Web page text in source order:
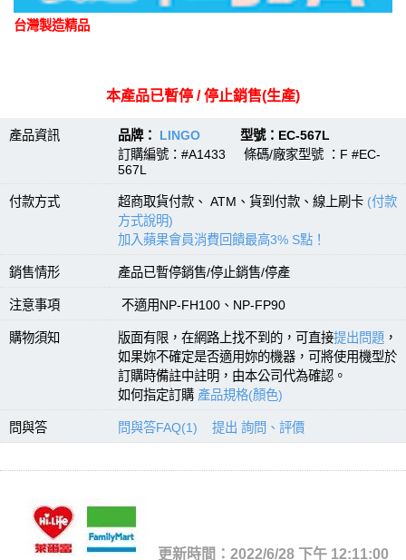
台灣製造精品
本產品已暫停 / 停止銷售(生產)
產品資訊 品牌： LINGO 型號：EC-567L
訂購編號：#A1433 條碼/廠家型號 ：F #EC-
567L
付款方式 超商取貨付款、 ATM、貨到付款、線上刷卡 (付款
方式說明)
加入蘋果會員消費回饋最高3% S點！
銷售情形 產品已暫停銷售/停止銷售/停產
注意事項 不適用NP-FH100、NP-FP90
購物須知 版面有限，在網路上找不到的，可直接提出問題 ，
如果妳不確定是否適用妳的機器，可將使用機型於
訂購時備註中註明，由本公司代為確認。
如何指定訂購 產品規格(顏色)
問與答 問與答FAQ(1) 提出 詢問、評價
更新時間：2022/6/28 下午 12:11:00